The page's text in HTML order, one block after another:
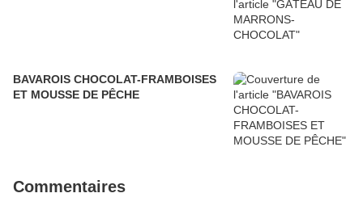
BAVAROIS CHOCOLAT-FRAMBOISES
ET MOUSSE DE PÊCHE
Commentaires